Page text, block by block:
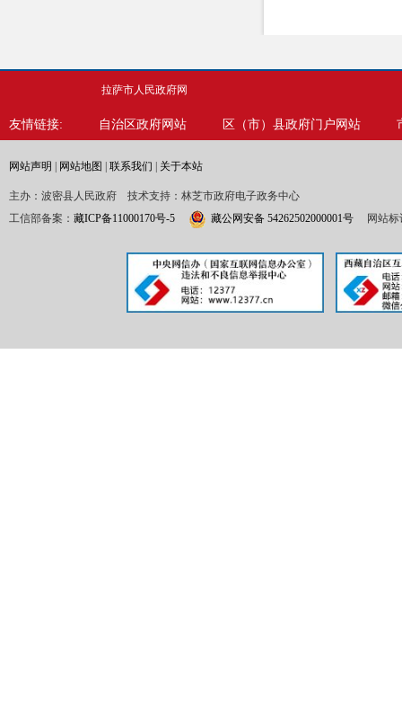
拉萨市人民政府网
友情链接: 自治区政府网站 区（市）县政府门户网站
网站声明 网站地图 联系我们 关于本站
主办：波密县人民政府 技术支持：林芝市政府电子政务中心
工信部备案： 藏ICP备11000170号-5 藏公网安备 54262502000001号 网站标